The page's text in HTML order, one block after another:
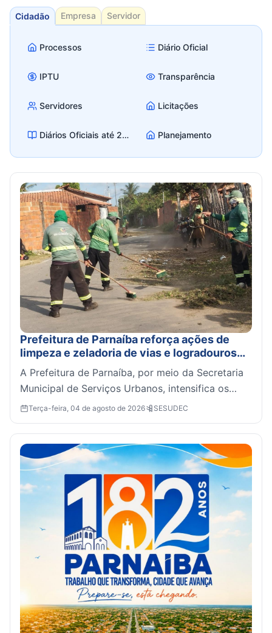
Terça-feira, 04 de agosto de 2026
Prefeitura de Parnaíba convida população para
Plano Diretor
Cidadão Empresa Servidor
Processos Diário Oficial
IPTU Transparência
Servidores Licitações
Diários Oficiais até 2025 Planejamento
Prefeitura de Parnaíba reforça ações de
limpeza e zeladoria de vias e logradouros
públicos no município
A Prefeitura de Parnaíba, por meio da Secretaria
Municipal de Serviços Urbanos, intensifica os
trabalhos de limpeza pública e zeladoria em
diversos po...
Terça-feira, 04 de agosto de 2026 SESUDEC